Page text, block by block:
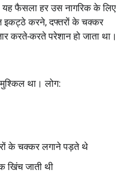
यह फैसला हर उस नागरिक के लिए
इकट्ठे करने, दफ्तरों के चक्कर
करते-करते परेशान हो जाता था।
था। लोग:
के चक्कर लगाने पड़ते थे
खिंच जाती थी